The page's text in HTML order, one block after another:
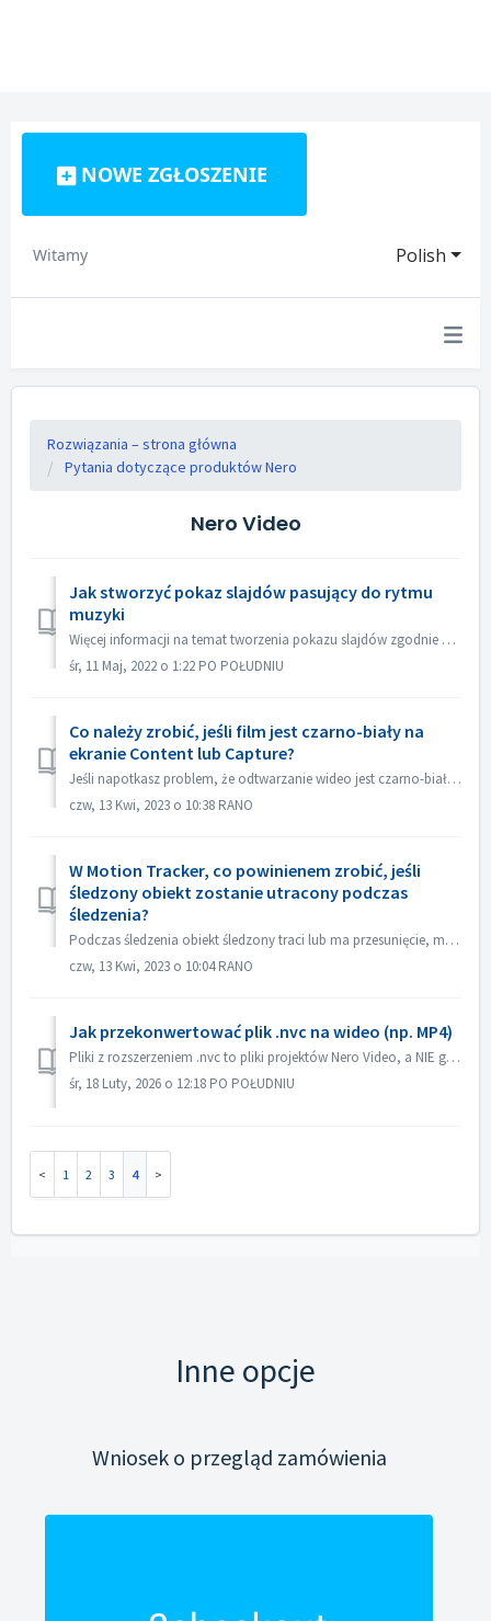
NOWE ZGŁOSZENIE
Polish
Witamy
Rozwiązania – strona główna
Pytania dotyczące produktów Nero
Nero Video
Jak stworzyć pokaz slajdów pasujący do rytmu
muzyki
Więcej informacji na temat tworzenia pokazu slajdów zgodnie z rytmem muzyki można znaleźć pod następującym łączem: Tworzenie pokazu slajdów zgodnie z rytmem...
śr, 11 Maj, 2022 o 1:22 PO POŁUDNIU
Co należy zrobić, jeśli film jest czarno-biały na
ekranie Content lub Capture?
Jeśli napotkasz problem, że odtwarzanie wideo jest czarno-białe, ale eksport/wypalanie jest kolorowe, zaktualizuj system Windows lub sterownik karty graficz...
czw, 13 Kwi, 2023 o 10:38 RANO
W Motion Tracker, co powinienem zrobić, jeśli
śledzony obiekt zostanie utracony podczas
śledzenia?
Podczas śledzenia obiekt śledzony traci lub ma przesunięcie, możesz natychmiast "zatrzymać śledzenie", kliknij "Powiększ" w lewym dolnym...
czw, 13 Kwi, 2023 o 10:04 RANO
Jak przekonwertować plik .nvc na wideo (np. MP4)
Pliki z rozszerzeniem .nvc to pliki projektów Nero Video, a NIE gotowe filmy. Zawierają one instrukcje edycji i linki do multimediów źródłowych i można je o...
śr, 18 Luty, 2026 o 12:18 PO POŁUDNIU
1 2 3 4
Inne opcje
Wniosek o przegląd zamówienia